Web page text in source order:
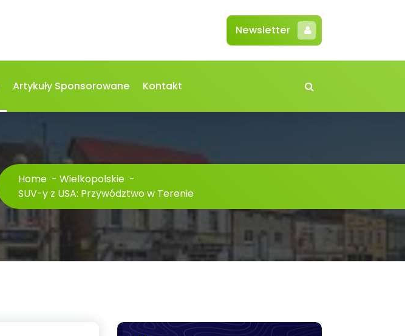
Newsletter
Artykuły Sponsorowane Kontakt
Home - Wielkopolskie -
SUV-y z USA: Przywództwo w Terenie